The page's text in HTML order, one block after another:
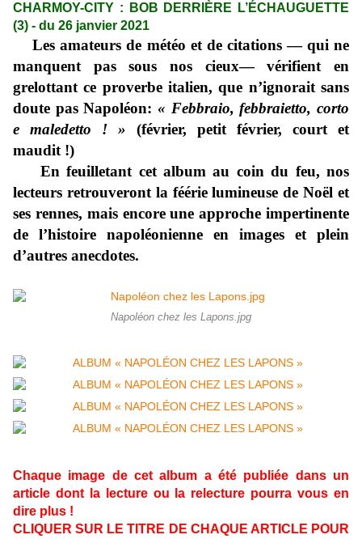
CHARMOY-CITY : BOB DERRIÈRE L’ÉCHAUGUETTE
(3) - du 26 janvier 2021
Les amateurs de météo et de citations — qui ne
manquent pas sous nos cieux— vérifient en
grelottant ce proverbe italien, que n’ignorait sans
doute pas Napoléon: « Febbraio, febbraietto, corto
e maledetto ! » (février, petit février, court et
maudit !)
En feuilletant cet album au coin du feu, nos
lecteurs retrouveront la féérie lumineuse de Noël et
ses rennes, mais encore une approche impertinente
de l’histoire napoléonienne en images et plein
d’autres anecdotes.
Napoléon chez les Lapons.jpg
Chaque image de cet album a été publiée dans un
article dont la lecture ou la relecture pourra vous en
dire plus !
CLIQUER SUR LE TITRE DE CHAQUE ARTICLE POUR